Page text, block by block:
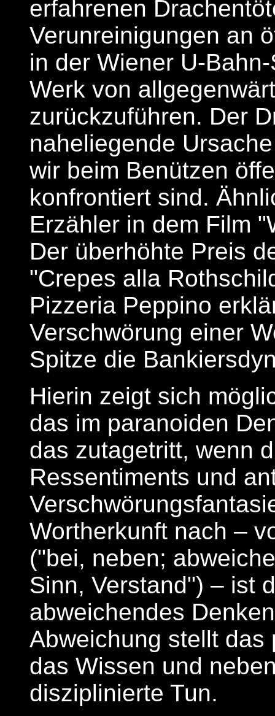
erfahrenen
Verunreinigungen an
in der Wiener U-
Werk von
zurückzuführen. Der
naheliegende
wir beim Benützen
konfrontiert sind.
Erzähler in dem Film
Der überhöhte Preis
"Crepes alla
Pizzeria Peppino
Verschwörung einer
Spitze die
Hierin zeigt sich
das im paranoiden
das zutagetritt, wenn
Ressentiments und
Wortherkunft nach –
("bei, neben;
Sinn, Verstand") – ist
abweichendes
Abweichung stellt das
das Wissen und
disziplinierte Tun.